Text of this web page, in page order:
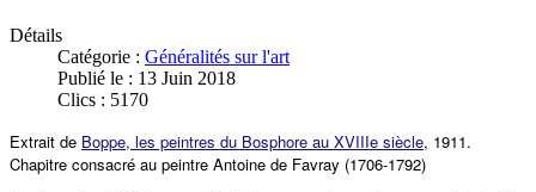
Détails
Catégorie : Généralités sur l'art
Publié le : 13 Juin 2018
Clics : 5170
Extrait de Boppe, les peintres du Bosphore au XVIIIe siècle, 1911.
Chapitre consacré au peintre Antoine de Favray (1706-1792)